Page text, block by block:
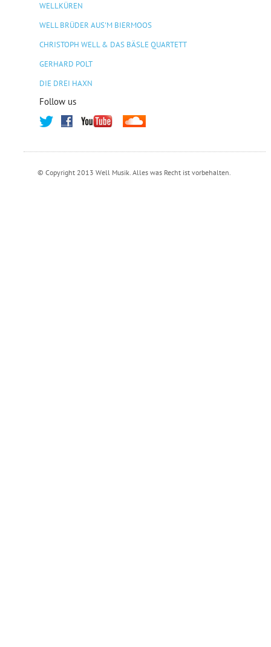
WELLKÜREN
WELL BRÜDER AUS'M BIERMOOS
CHRISTOPH WELL & DAS BÄSLE QUARTETT
GERHARD POLT
DIE DREI HAXN
Follow us
© Copyright 2013 Well Musik. Alles was Recht ist vorbehalten.